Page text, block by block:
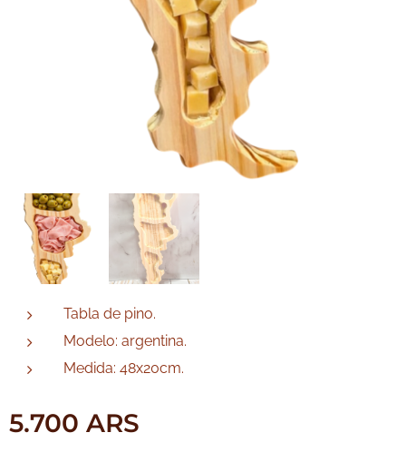
Tabla de pino.
Modelo: argentina.
Medida: 48x20cm.
5.700 ARS